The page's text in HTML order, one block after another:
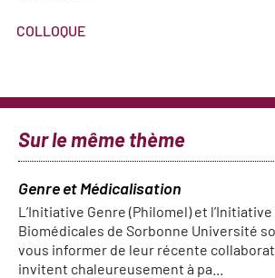
Sur le même thème
Genre et Médicalisation
L’Initiative Genre (Philomel) et
Biomédicales de Sorbonne Université
vous informer de leur récente
invitent chaleureusement à pa...
COLLOQUE